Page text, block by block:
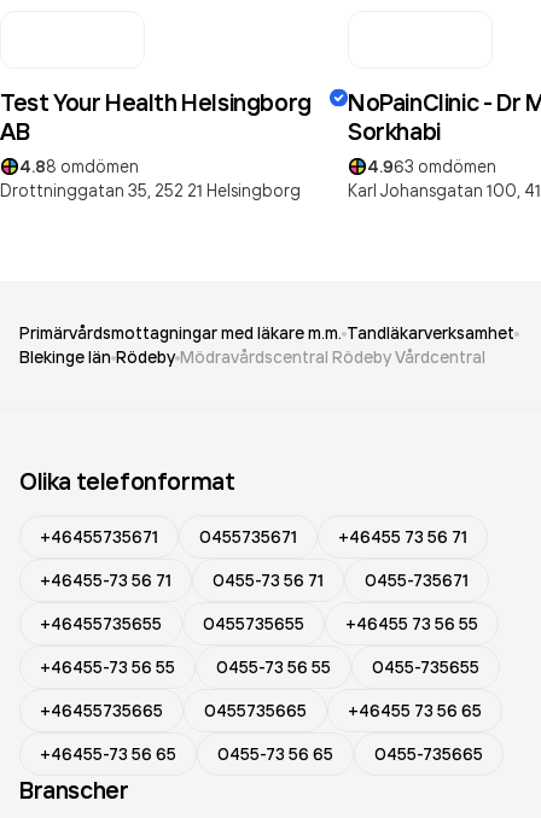
Test Your Health Helsingborg
AB
4.88 omdömen
Drottninggatan 35, 252 21 Helsingborg
NoPainClinic - Dr
Sorkhabi
4.963 omdömen
Karl Johansgatan 100,
Primärvårdsmottagningar med läkare m.m. Tandläkarverksamhet
Blekinge län Rödeby Mödravårdscentral Rödeby Vårdcentral
Olika telefonformat
+46455735671 0455735671
+46455 73 56 71
+46455-73 56 71
0455-73 56 71
0455-735671
+46455735655
0455735655
+46455 73 56 55
+46455-73 56 55
0455-73 56 55
0455-735655
+46455735665
0455735665
+46455 73 56 65
+46455-73 56 65
0455-73 56 65 0455-735665
Branscher